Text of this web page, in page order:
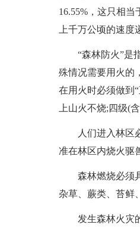
16.55%，这只相
上千万公顷的速
“森林防火”是
殊情况需要用火的
在用火时必须做到
上山火不烧;四级(
人们进入林区
准在林区内烧火驱
森林燃烧必须
杂草、蕨类、苔鲜
发生森林火灾